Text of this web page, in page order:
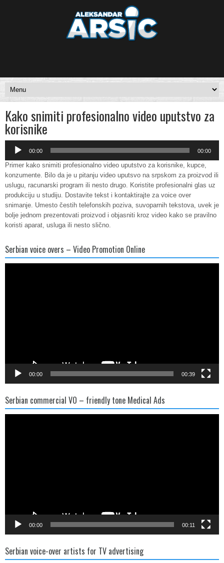
Kako snimiti profesionalno video uputstvo za
korisnike
Audio
Player
00:00 00:00
Primer kako snimiti profesionalno video uputstvo za korisnike, kupce,
konzumente. Bilo da je u pitanju video uputsvo na srpskom za proizvod ili
uslugu, racunarski program ili nesto drugo. Koristite profesionalni glas uz
produkciju u studiju. Dostavite tekst i kontaktirajte za voice over
snimanje. Umesto čestih telefonskih poziva, suvoparnih tekstova, uvek je
bolje jednom prezentovati proizvod i objasniti kroz video kako se pravilno
koristi aparat, usluga ili nesto slično.
Serbian voice overs – Video Promotion Online
00:00 00:39
Serbian commercial VO – friendly tone Medical Ads
00:00 00:11
Serbian voice-over artists for TV advertising